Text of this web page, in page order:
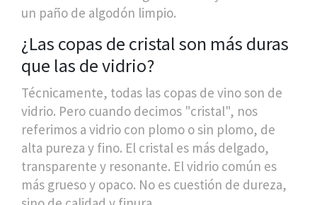
un paño de algodón limpio.
¿Las copas de cristal son más duras
que las de vidrio?
Técnicamente, todas las copas de vino son de
vidrio. Pero cuando decimos "cristal", nos
referimos a vidrio con plomo o sin plomo, de
alta pureza y fino. El cristal es más delgado,
transparente y resonante. El vidrio común es
más grueso y opaco. No es cuestión de dureza,